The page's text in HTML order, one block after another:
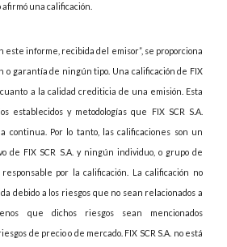
una calificación.
este informe, recibida del emisor”, se proporciona
garantía de ningún tipo. Una calificación de FIX
a la calidad crediticia de una emisión. Esta
establecidos y metodologías que FIX SCR S.A.
continua. Por lo tanto, las calificaciones son un
de FIX SCR S.A. y ningún individuo, o grupo de
por la calificación. La calificación no
debido a los riesgos que no sean relacionados a
que dichos riesgos sean mencionados
de precio o de mercado. FIX SCR S.A. no está